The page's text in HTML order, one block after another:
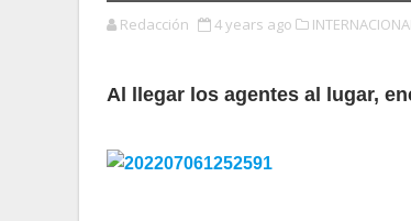
Redacción 4 years ago
Al llegar los agentes al lugar,